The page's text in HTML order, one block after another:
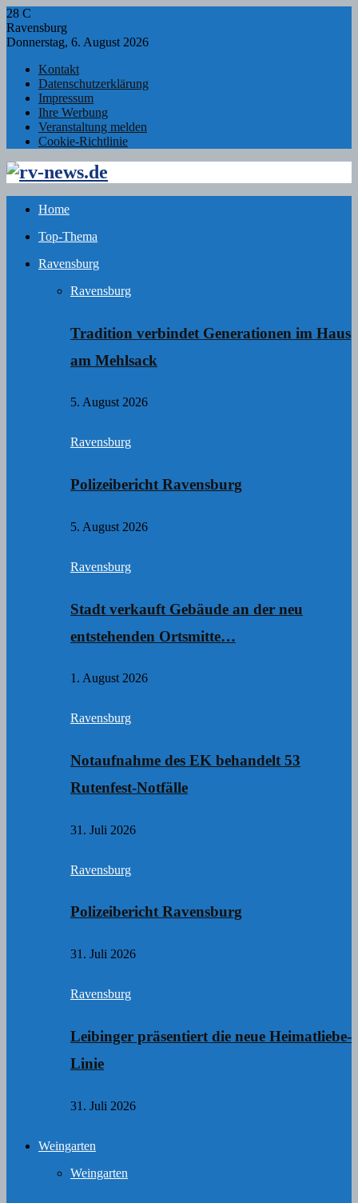
28 C
Ravensburg
Donnerstag, 6. August 2026
Kontakt
Datenschutzerklärung
Impressum
Ihre Werbung
Veranstaltung melden
Cookie-Richtlinie
Facebook
Twitter
Instagram
Email
Rss
Home
Top-Thema
Ravensburg
Ravensburg
Tradition verbindet Generationen im Haus
am Mehlsack
5. August 2026
Ravensburg
Polizeibericht Ravensburg
5. August 2026
Ravensburg
Stadt verkauft Gebäude an der neu
entstehenden Ortsmitte…
1. August 2026
Ravensburg
Notaufnahme des EK behandelt 53
Rutenfest-Notfälle
31. Juli 2026
Ravensburg
Polizeibericht Ravensburg
31. Juli 2026
Ravensburg
Leibinger präsentiert die neue Heimatliebe-
Linie
31. Juli 2026
Weingarten
Weingarten